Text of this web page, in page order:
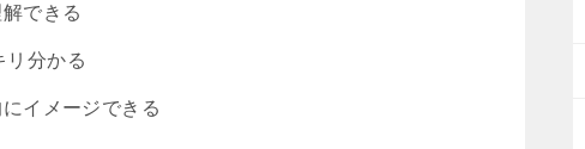
できる
リ分かる
イメージできる